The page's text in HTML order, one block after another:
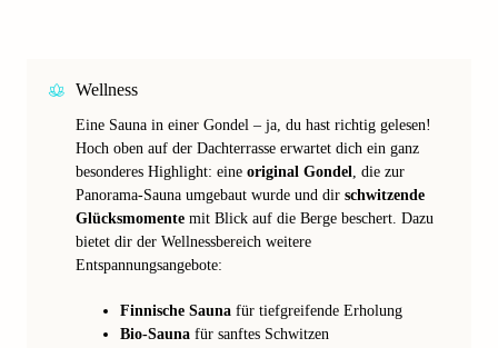
Wellness
Eine Sauna in einer Gondel – ja, du hast richtig gelesen!
Hoch oben auf der Dachterrasse erwartet dich ein ganz
besonderes Highlight: eine original Gondel, die zur
Panorama-Sauna umgebaut wurde und dir schwitzende
Glücksmomente mit Blick auf die Berge beschert. Dazu
bietet dir der Wellnessbereich weitere
Entspannungsangebote:
Finnische Sauna für tiefgreifende Erholung
Bio-Sauna für sanftes Schwitzen